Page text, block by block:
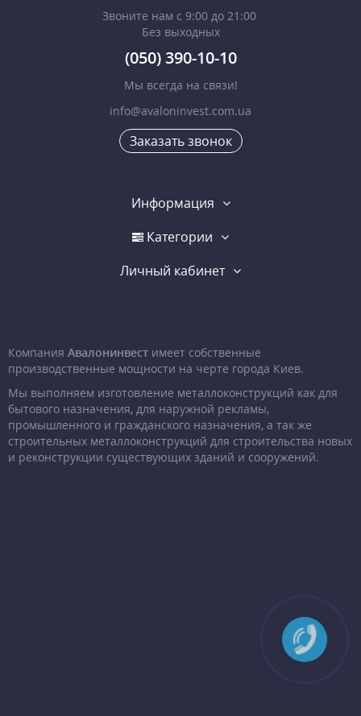
Звоните нам с 9:00 до 21:00
Без выходных
(050) 390-10-10
Мы всегда на связи!
info@avaloninvest.com.ua
Заказать звонок
Информация
Категории
Личный кабинет
Компания Авалонинвест имеет собственные
производственные мощности на черте города Киев.
Мы выполняем изготовление металлоконструкций как для
бытового назначения, для наружной рекламы,
промышленного и гражданского назначения, а так же
строительных металлоконструкций для строительства новых
и реконструкции существующих зданий и сооружений.